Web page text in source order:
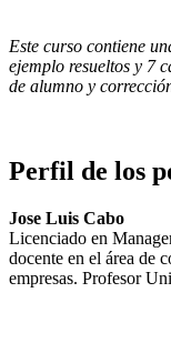
Este curso contiene
ejemplo resueltos y 7
de alumno y
Perfil de los
Jose Luis Cabo
Licenciado en
docente en el área de
empresas. Profesor